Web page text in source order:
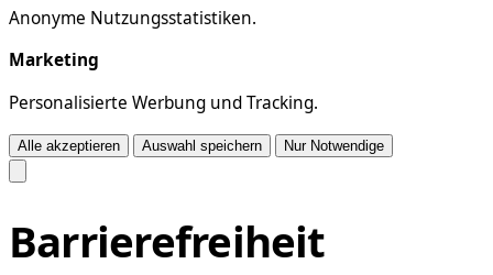
Anonyme Nutzungsstatistiken.
Marketing
Personalisierte Werbung und Tracking.
Alle akzeptieren Auswahl speichern Nur Notwendige
Barrierefreiheit